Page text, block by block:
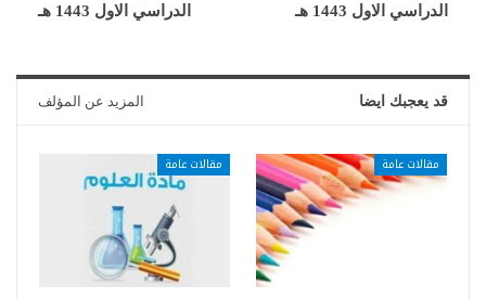
الدراسي الاول 1443 هـ
الدراسي الاول 1443 هـ
قد يعجبك ايضا المزيد عن المؤلف
مقالات عامة مقالات عامة